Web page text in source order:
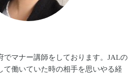
でマナー講師をしております。JALの
て働いていた時の相手を思いやる経